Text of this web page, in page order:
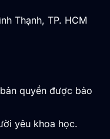
Thạnh, TP. HCM
quyền được bảo
yêu khoa học.